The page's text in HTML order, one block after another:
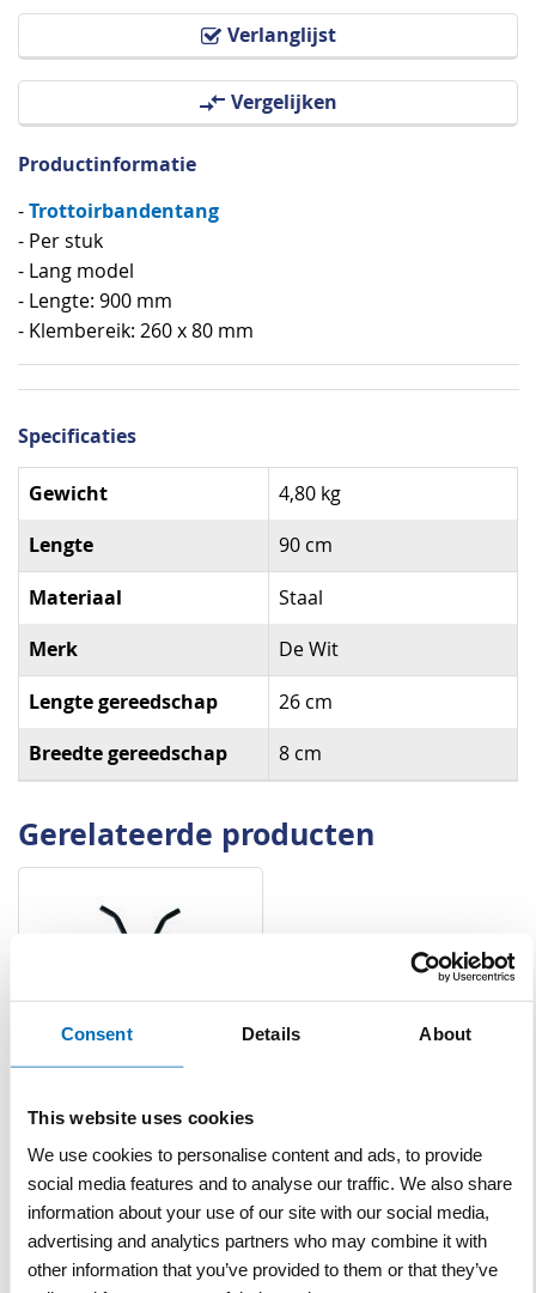
Consent Details About
This website uses cookies
We use cookies to personalise content and ads, to provide
social media features and to analyse our traffic. We also share
information about your use of our site with our social media,
advertising and analytics partners who may combine it with
other information that you’ve provided to them or that they’ve
Verlanglijst
Vergelijken
van
Productinformatie
-Trottoirbandentang
- Per stuk
- Lang model
- Lengte: 900 mm
- Klembereik: 260 x 80 mm
Specificaties
Specificaties
Gewicht 4,80 kg
Lengte 90 cm
Materiaal Staal
Merk De Wit
Lengte gereedschap 26 cm
Breedte gereedschap 8 cm
Gerelateerde producten
rubber per stuk
VERLANGLIJST
VERGELIJKEN
Artnr s7350 excl. btw
€ 102,70